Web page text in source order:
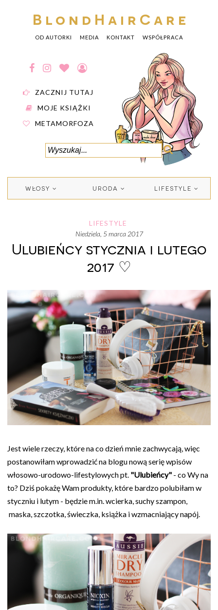
BlondHairCare
OD AUTORKI MEDIA KONTAKT WSPÓŁPRACA
ZACZNIJ TUTAJ
MOJE KSIĄŻKI
METAMORFOZA
WŁOSY URODA LIFESTYLE
LIFESTYLE
niedziela, 5 marca 2017
Ulubieńcy stycznia i lutego
2017 ♡
Jest wiele rzeczy, które na co dzień mnie zachwycają, więc
postanowiłam wprowadzić na blogu nową serię wpisów
włosowo-urodowo-lifestylowych pt. "Ulubieńcy" - co Wy na
to? Dziś pokażę Wam produkty, które bardzo polubiłam w
styczniu i lutym - będzie m.in. wcierka, suchy szampon,
maska, szczotka, świeczka, książka i wzmacniający napój.